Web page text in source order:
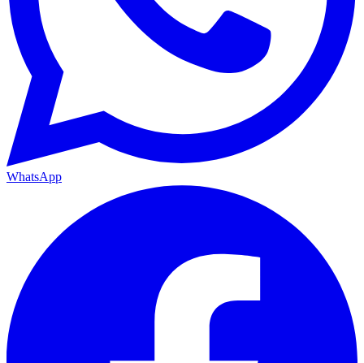
WhatsApp